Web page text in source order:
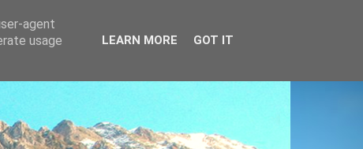
agent
usage
LEARN MORE GOT IT